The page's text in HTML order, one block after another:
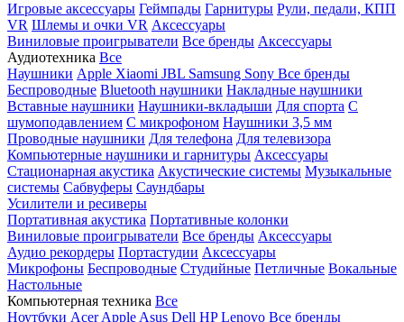
Игровые аксессуары Геймпады Гарнитуры Рули, педали, КПП
VR Шлемы и очки VR Аксессуары
Виниловые проигрыватели Все бренды Аксессуары
Аудиотехника Все
Наушники Apple Xiaomi JBL Samsung Sony Все бренды
Беспроводные Bluetooth наушники Накладные наушники
Вставные наушники Наушники-вкладыши Для спорта С
шумоподавлением С микрофоном Наушники 3,5 мм
Проводные наушники Для телефона Для телевизора
Компьютерные наушники и гарнитуры Аксессуары
Стационарная акустика Акустические системы Музыкальные
системы Сабвуферы Саундбары
Усилители и ресиверы
Портативная акустика Портативные колонки
Виниловые проигрыватели Все бренды Аксессуары
Аудио рекордеры Портастудии Аксессуары
Микрофоны Беспроводные Студийные Петличные Вокальные
Настольные
Компьютерная техника Все
Ноутбуки Acer Apple Asus Dell HP Lenovo Все бренды